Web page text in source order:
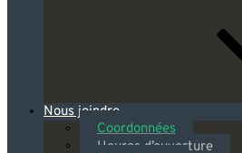
Nous joindre
Coordonnées
Heures d’ouverture